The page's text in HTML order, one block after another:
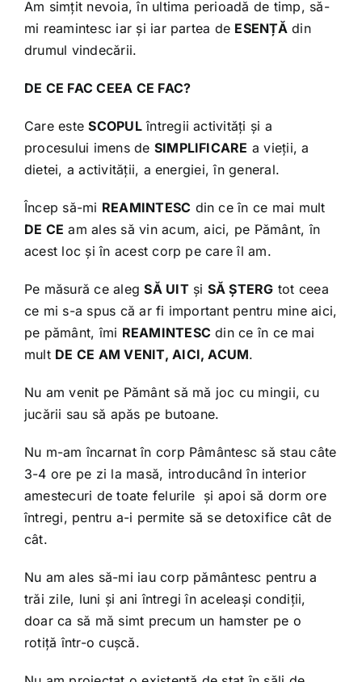
Shop
Tratamente naturale
Am simțit nevoia, în ultima perioadă de timp, să-
mi reamintesc iar și iar partea de ESENȚĂ din
drumul vindecării.
DE CE FAC CEEA CE FAC?
Care esteSCOPULîntregii activități și a
procesului imens de SIMPLIFICARE a vieții, a
dietei, a activității, a energiei, în general.
Încep să-mi REAMINTESC din ce în ce mai mult
DE CE am ales să vin acum, aici, pe Pământ, în
acest loc și în acest corp pe care îl am.
Pe măsură ce alegSĂ UIT și SĂ ȘTERG tot ceea
ce mi s-a spus că ar fi important pentru mine aici,
pe pământ, îmi REAMINTESC din ce în ce mai
mult DE CE AM VENIT, AICI, ACUM.
Nu am venit pe Pământ să mă joc cu mingii, cu
jucării sau să apăs pe butoane.
Nu m-am încarnat în corp Pâmântesc să stau câte
3-4 ore pe zi la masă, introducând în interior
amestecuri de toate felurile și apoi să dorm ore
întregi, pentru a-i permite să se detoxifice cât de
cât.
Nu am ales să-mi iau corp pământesc pentru a
trăi zile, luni și ani întregi în aceleași condiții,
doar ca să mă simt precum un hamster pe o
rotiță într-o cușcă.